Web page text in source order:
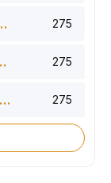
275
275
275